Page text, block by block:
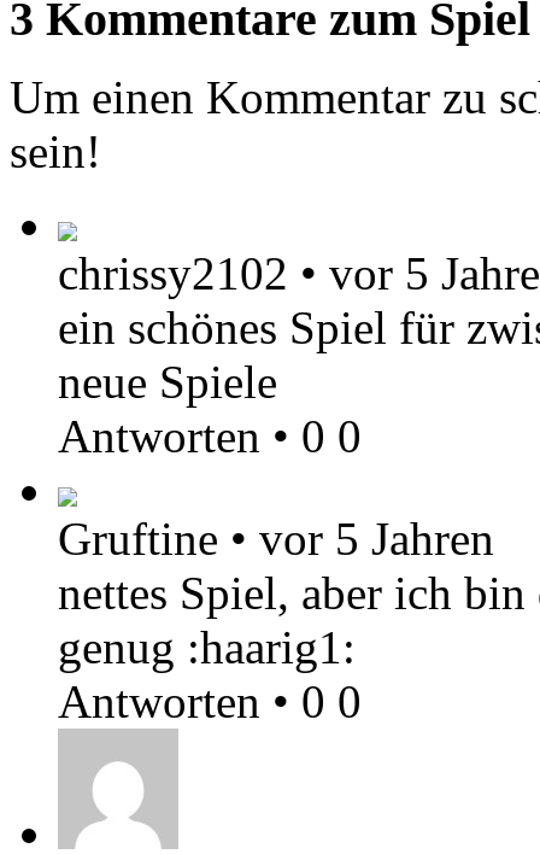
3 Kommentare zum Spiel
Um einen Kommentar zu
sein!
chrissy2102 • vor 5
ein schönes Spiel für
neue Spiele
Antworten • 0 0
Gruftine • vor 5 Jahren
nettes Spiel, aber ich
genug :haarig1:
Antworten • 0 0